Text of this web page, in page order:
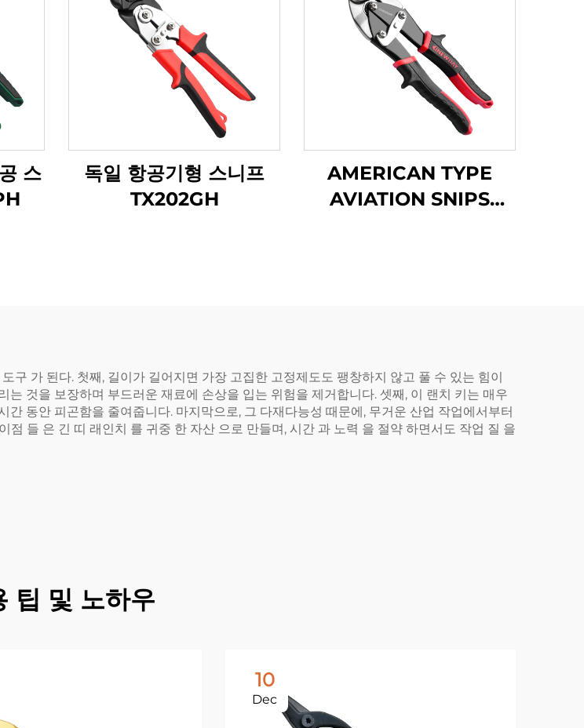
스
독일 항공기형 스니프
TX202GH
AMERICAN TYPE
AVIATION SNIPS
구 가 된다. 첫째, 길이가 길어지면 가장 고집한 고정제도도 팽창하지 않고 풀 수 있는 힘이
것을 보장하며 부드러운 재료에 손상을 입는 위험을 제거합니다. 셋째, 이 랜치 키는 매우
동안 피곤함을 줄여줍니다. 마지막으로, 그 다재다능성 때문에, 무거운 산업 작업에서부터
들 은 긴 띠 래인치 를 귀중 한 자산 으로 만들며, 시간 과 노력 을 절약 하면서도 작업 질 을
팁 및 노하우
10
Dec